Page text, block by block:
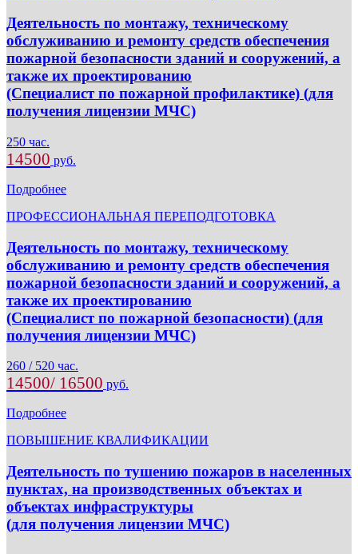
Деятельность по монтажу, техническому
обслуживанию и ремонту средств обеспечения
пожарной безопасности зданий и сооружений, а
также их проектированию
(Специалист по пожарной профилактике) (для
получения лицензии МЧС)
250 час.
14500 руб.
Подробнее
ПРОФЕССИОНАЛЬНАЯ ПЕРЕПОДГОТОВКА
Деятельность по монтажу, техническому
обслуживанию и ремонту средств обеспечения
пожарной безопасности зданий и сооружений, а
также их проектированию
(Специалист по пожарной безопасности) (для
получения лицензии МЧС)
260 / 520 час.
14500/ 16500 руб.
Подробнее
ПОВЫШЕНИЕ КВАЛИФИКАЦИИ
Деятельность по тушению пожаров в населенных
пунктах, на производственных объектах и
объектах инфраструктуры
(для получения лицензии МЧС)